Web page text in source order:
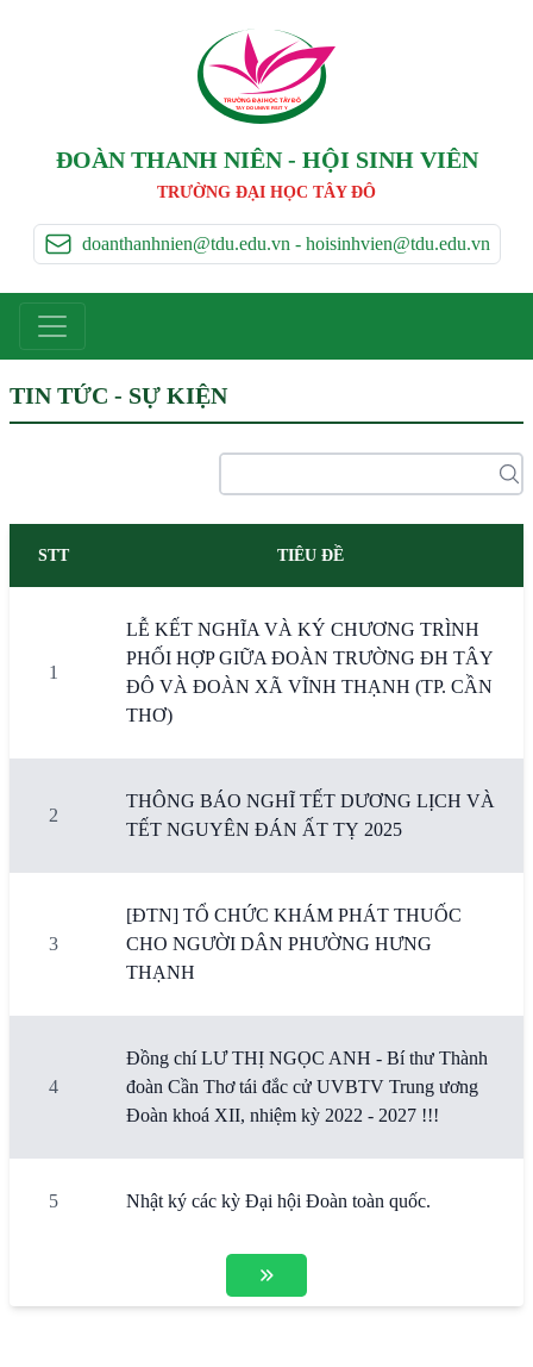
TRƯỜNG ĐẠI HỌC TÂY ĐÔ
TAY DO UNIVERSIT Y
ĐOÀN THANH NIÊN - HỘI SINH VIÊN
TRƯỜNG ĐẠI HỌC TÂY ĐÔ
doanthanhnien@tdu.edu.vn - hoisinhvien@tdu.edu.vn
TIN TỨC - SỰ KIỆN
STT TIÊU ĐỀ
1
LỄ KẾT NGHĨA VÀ KÝ CHƯƠNG TRÌNH
PHỐI HỢP GIỮA ĐOÀN TRƯỜNG ĐH TÂY
ĐÔ VÀ ĐOÀN XÃ VĨNH THẠNH (TP. CẦN
THƠ)
2
THÔNG BÁO NGHĨ TẾT DƯƠNG LỊCH VÀ
TẾT NGUYÊN ĐÁN ẤT TỴ 2025
3
[ĐTN] TỔ CHỨC KHÁM PHÁT THUỐC
CHO NGƯỜI DÂN PHƯỜNG HƯNG
THẠNH
4
Đồng chí LƯ THỊ NGỌC ANH - Bí thư Thành
đoàn Cần Thơ tái đắc cử UVBTV Trung ương
Đoàn khoá XII, nhiệm kỳ 2022 - 2027 !!!
5 Nhật ký các kỳ Đại hội Đoàn toàn quốc.